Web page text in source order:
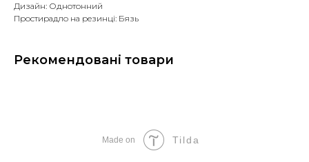
Дизайн: Однотонний
Простирадло на резинці: Бязь
Рекомендовані товари
Made on Tilda